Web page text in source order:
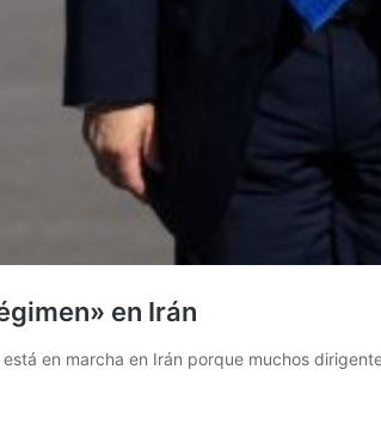
en Irán
en marcha en Irán porque muchos